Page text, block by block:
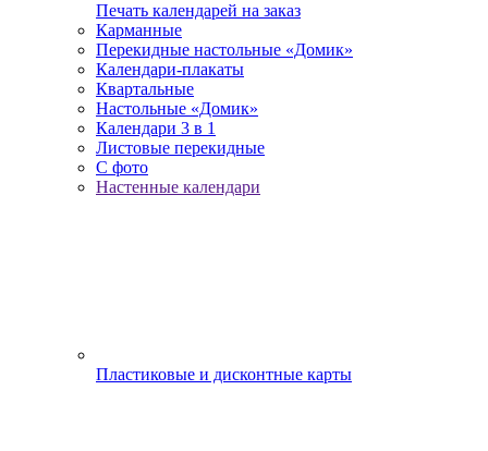
Печать календарей на заказ
Карманные
Перекидные настольные «Домик»
Календари-плакаты
Квартальные
Настольные «Домик»
Календари 3 в 1
Листовые перекидные
С фото
Настенные календари
Пластиковые и дисконтные карты